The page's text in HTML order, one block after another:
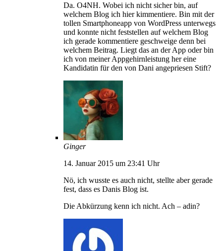
Da. O4NH. Wobei ich nicht sicher bin, auf
welchem Blog ich hier kimmentiere. Bin mit der
tollen Smartphoneapp von WordPress unterwegs
und konnte nicht feststellen auf welchem Blog
ich gerade kommentiere geschweige denn bei
welchem Beitrag. Liegt das an der App oder bin
ich von meiner Appgehirnleistung her eine
Kandidatin für den von Dani angepriesen Stift?
Ginger
14. Januar 2015 um 23:41 Uhr
Nö, ich wusste es auch nicht, stellte aber gerade
fest, dass es Danis Blog ist.
Die Abkürzung kenn ich nicht. Ach – adin?